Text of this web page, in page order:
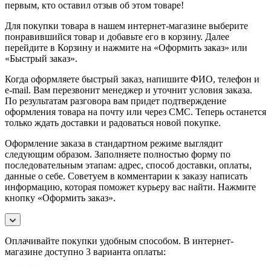
первым, кто оставил отзыв об этом товаре!
Для покупки товара в нашем интернет-магазине выберите
понравившийся товар и добавьте его в корзину. Далее
перейдите в Корзину и нажмите на «Оформить заказ» или
«Быстрый заказ».
Когда оформляете быстрый заказ, напишите ФИО, телефон и
e-mail. Вам перезвонит менеджер и уточнит условия заказа.
По результатам разговора вам придет подтверждение
оформления товара на почту или через СМС. Теперь останется
только ждать доставки и радоваться новой покупке.
Оформление заказа в стандартном режиме выглядит
следующим образом. Заполняете полностью форму по
последовательным этапам: адрес, способ доставки, оплаты,
данные о себе. Советуем в комментарии к заказу написать
информацию, которая поможет курьеру вас найти. Нажмите
кнопку «Оформить заказ».
Оплачивайте покупки удобным способом. В интернет-
магазине доступно 3 варианта оплаты: